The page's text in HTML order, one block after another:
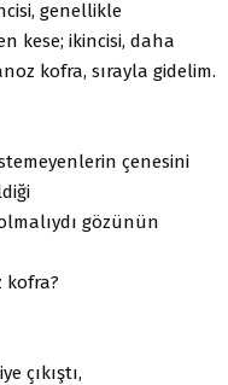
genellikle
kese; ikincisi, daha
kofra, sırayla gidelim.
çenesini
gözünün
kofra?
çıkıştı,